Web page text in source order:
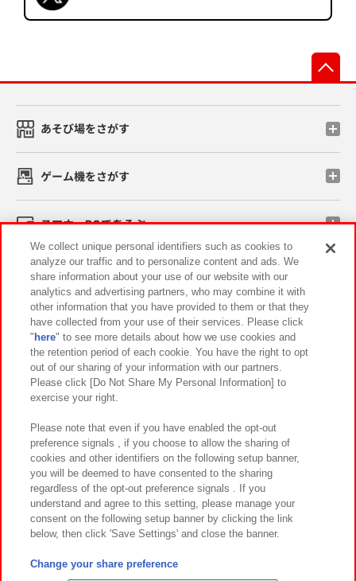
あそび場をさがす
ゲーム機をさがす
スマホ・PCであそぶ
イベント・キャンペーン
関連会社 サステナビリティ サイトポリシー
プライバシーポリシー ウェブアクセシビリティ方針と検証結果
お取引先さまとともに
カスタマーハラスメント対応方針 よくあるご質問・お問い合わせ
©Bandai Namco Amusement Inc.
©Bandai Namco Amusement Lab Inc.
We collect unique personal identifiers such as cookies to
analyze our traffic and to personalize content and ads. We
share information about your use of our website with our
analytics and advertising partners, who may combine it with
other information that you have provided to them or that they
have collected from your use of their services. Please click
" here" to see more details about how we use cookies and
the retention period of each cookie. You have the right to opt
out of our sharing of your information with our partners.
Please click [Do Not Share My Personal Information] to
exercise your right.
Please note that even if you have enabled the opt-out
preference signals , if you choose to allow the sharing of
cookies and other identifiers on the following setup banner,
you will be deemed to have consented to the sharing
regardless of the opt-out preference signals . If you
understand and agree to this setting, please manage your
consent on the following setup banner by clicking the link
below, then click 'Save Settings' and close the banner.
Change your share preference